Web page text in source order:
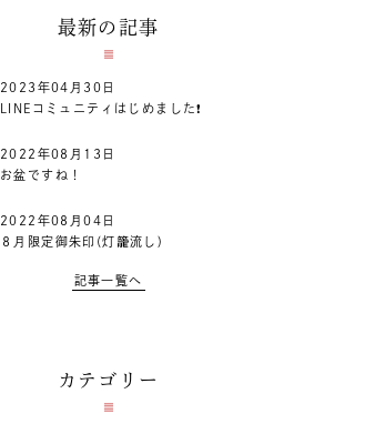
最新の記事
2023年04月30日
LINEコミュニティはじめました❗
2022年08月13日
お盆ですね！
2022年08月04日
８月限定御朱印(灯籠流し)
記事一覧へ
カテゴリー